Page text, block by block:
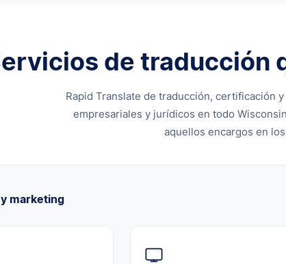
de traducción
Rapid Translate de traducción, certificación
empresariales y jurídicos en todo
aquellos encargos en
marketing